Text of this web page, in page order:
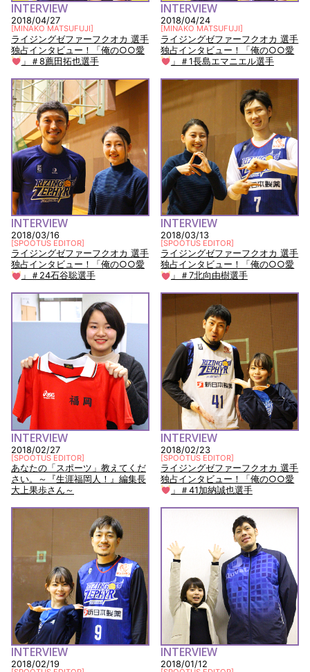
INTERVIEW
2018/04/27
[MINAKO MATSUFUJI]
ライジングゼファーフクオカ 選手
独占インタビュー！「俺の○○愛
」＃8薦田拓也選手
INTERVIEW
2018/04/24
[MINAKO MATSUFUJI]
ライジングゼファーフクオカ 選手
独占インタビュー！「俺の○○愛
」＃1長島エマニエル選手
INTERVIEW
2018/03/16
[SPOOTUS EDITOR]
ライジングゼファーフクオカ 選手
独占インタビュー！「俺の○○愛
」＃24石谷聡選手
INTERVIEW
2018/03/13
[SPOOTUS EDITOR]
ライジングゼファーフクオカ 選手
独占インタビュー！「俺の○○愛
」＃7北向由樹選手
INTERVIEW
2018/02/27
[SPOOTUS EDITOR]
あなたの「スポーツ」教えてくだ
さい。～『生涯福岡人！』編集長
大上果歩さん～
INTERVIEW
2018/02/23
[SPOOTUS EDITOR]
ライジングゼファーフクオカ 選手
独占インタビュー！「俺の○○愛
」＃41加納誠也選手
INTERVIEW
2018/02/19
INTERVIEW
2018/01/12